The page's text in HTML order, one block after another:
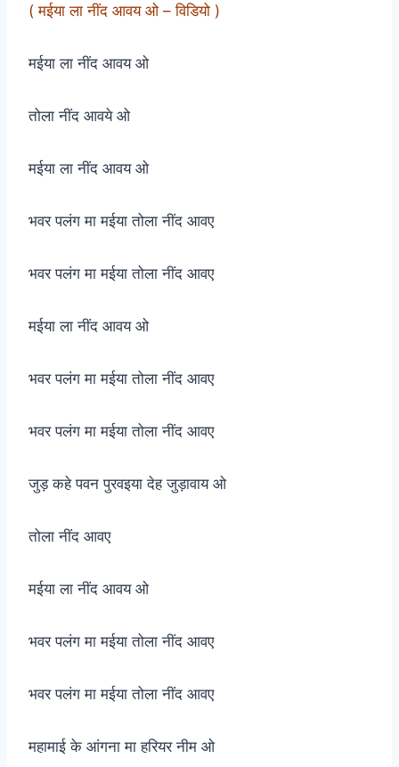
( मईया ला नींद आवय ओ – विडियो )
मईया ला नींद आवय ओ
तोला नींद आवये ओ
मईया ला नींद आवय ओ
भवर पलंग मा मईया तोला नींद आवए
भवर पलंग मा मईया तोला नींद आवए
मईया ला नींद आवय ओ
भवर पलंग मा मईया तोला नींद आवए
भवर पलंग मा मईया तोला नींद आवए
जुड़ कहे पवन पुरवइया देह जुड़ावाय ओ
तोला नींद आवए
मईया ला नींद आवय ओ
भवर पलंग मा मईया तोला नींद आवए
भवर पलंग मा मईया तोला नींद आवए
महामाई के आंगना मा हरियर नीम ओ